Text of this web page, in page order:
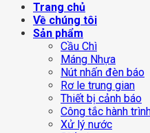
Trang chủ
Về chúng tôi
Sản phẩm
Cầu Chì
Máng Nhựa
Nút nhấn đèn báo
Rơ le trung gian
Thiết bị cảnh báo
Công tắc hành
Xử lý nước